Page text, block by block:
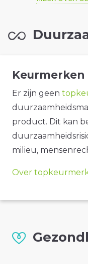
Keurmerken
Er zijn geen
product. Dit kan
milieu,
Over